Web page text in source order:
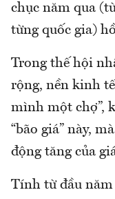
chục năm qua
từng quốc gia)
Trong thế hội
rộng, nền kinh
mình một chợ”,
“bão giá” này,
động tăng của
Tính từ đầu năm